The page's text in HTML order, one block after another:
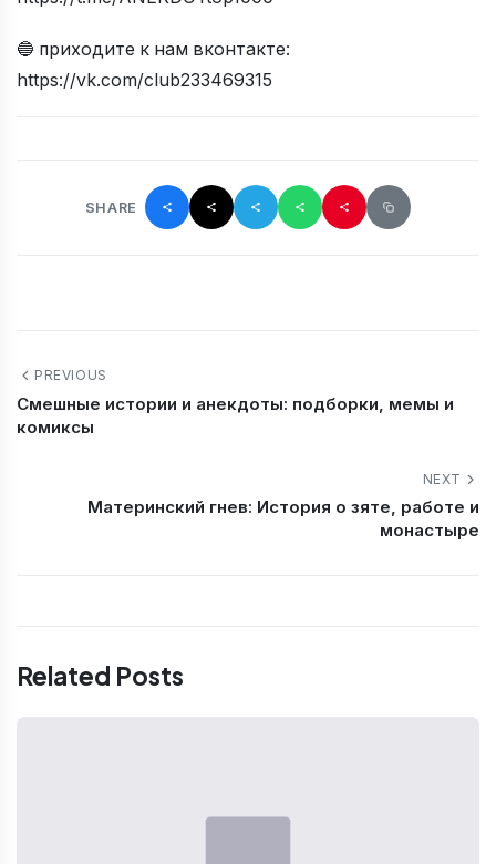
🔵 приходите к нам вконтакте:
https://vk.com/club233469315
SHARE
PREVIOUS
Смешные истории и анекдоты: подборки, мемы и
комиксы
NEXT
Материнский гнев: История о зяте, работе и
монастыре
Related Posts